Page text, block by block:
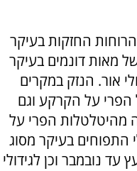
החזקות בעיקר
מאות דונמים בעיקר
אור. הנזק במקרים
הפרי על הקרקע וגם
מהיטלטלות הפרי על
התפוחים בעיקר מסוג
עד נובמבר וכן לגידולי